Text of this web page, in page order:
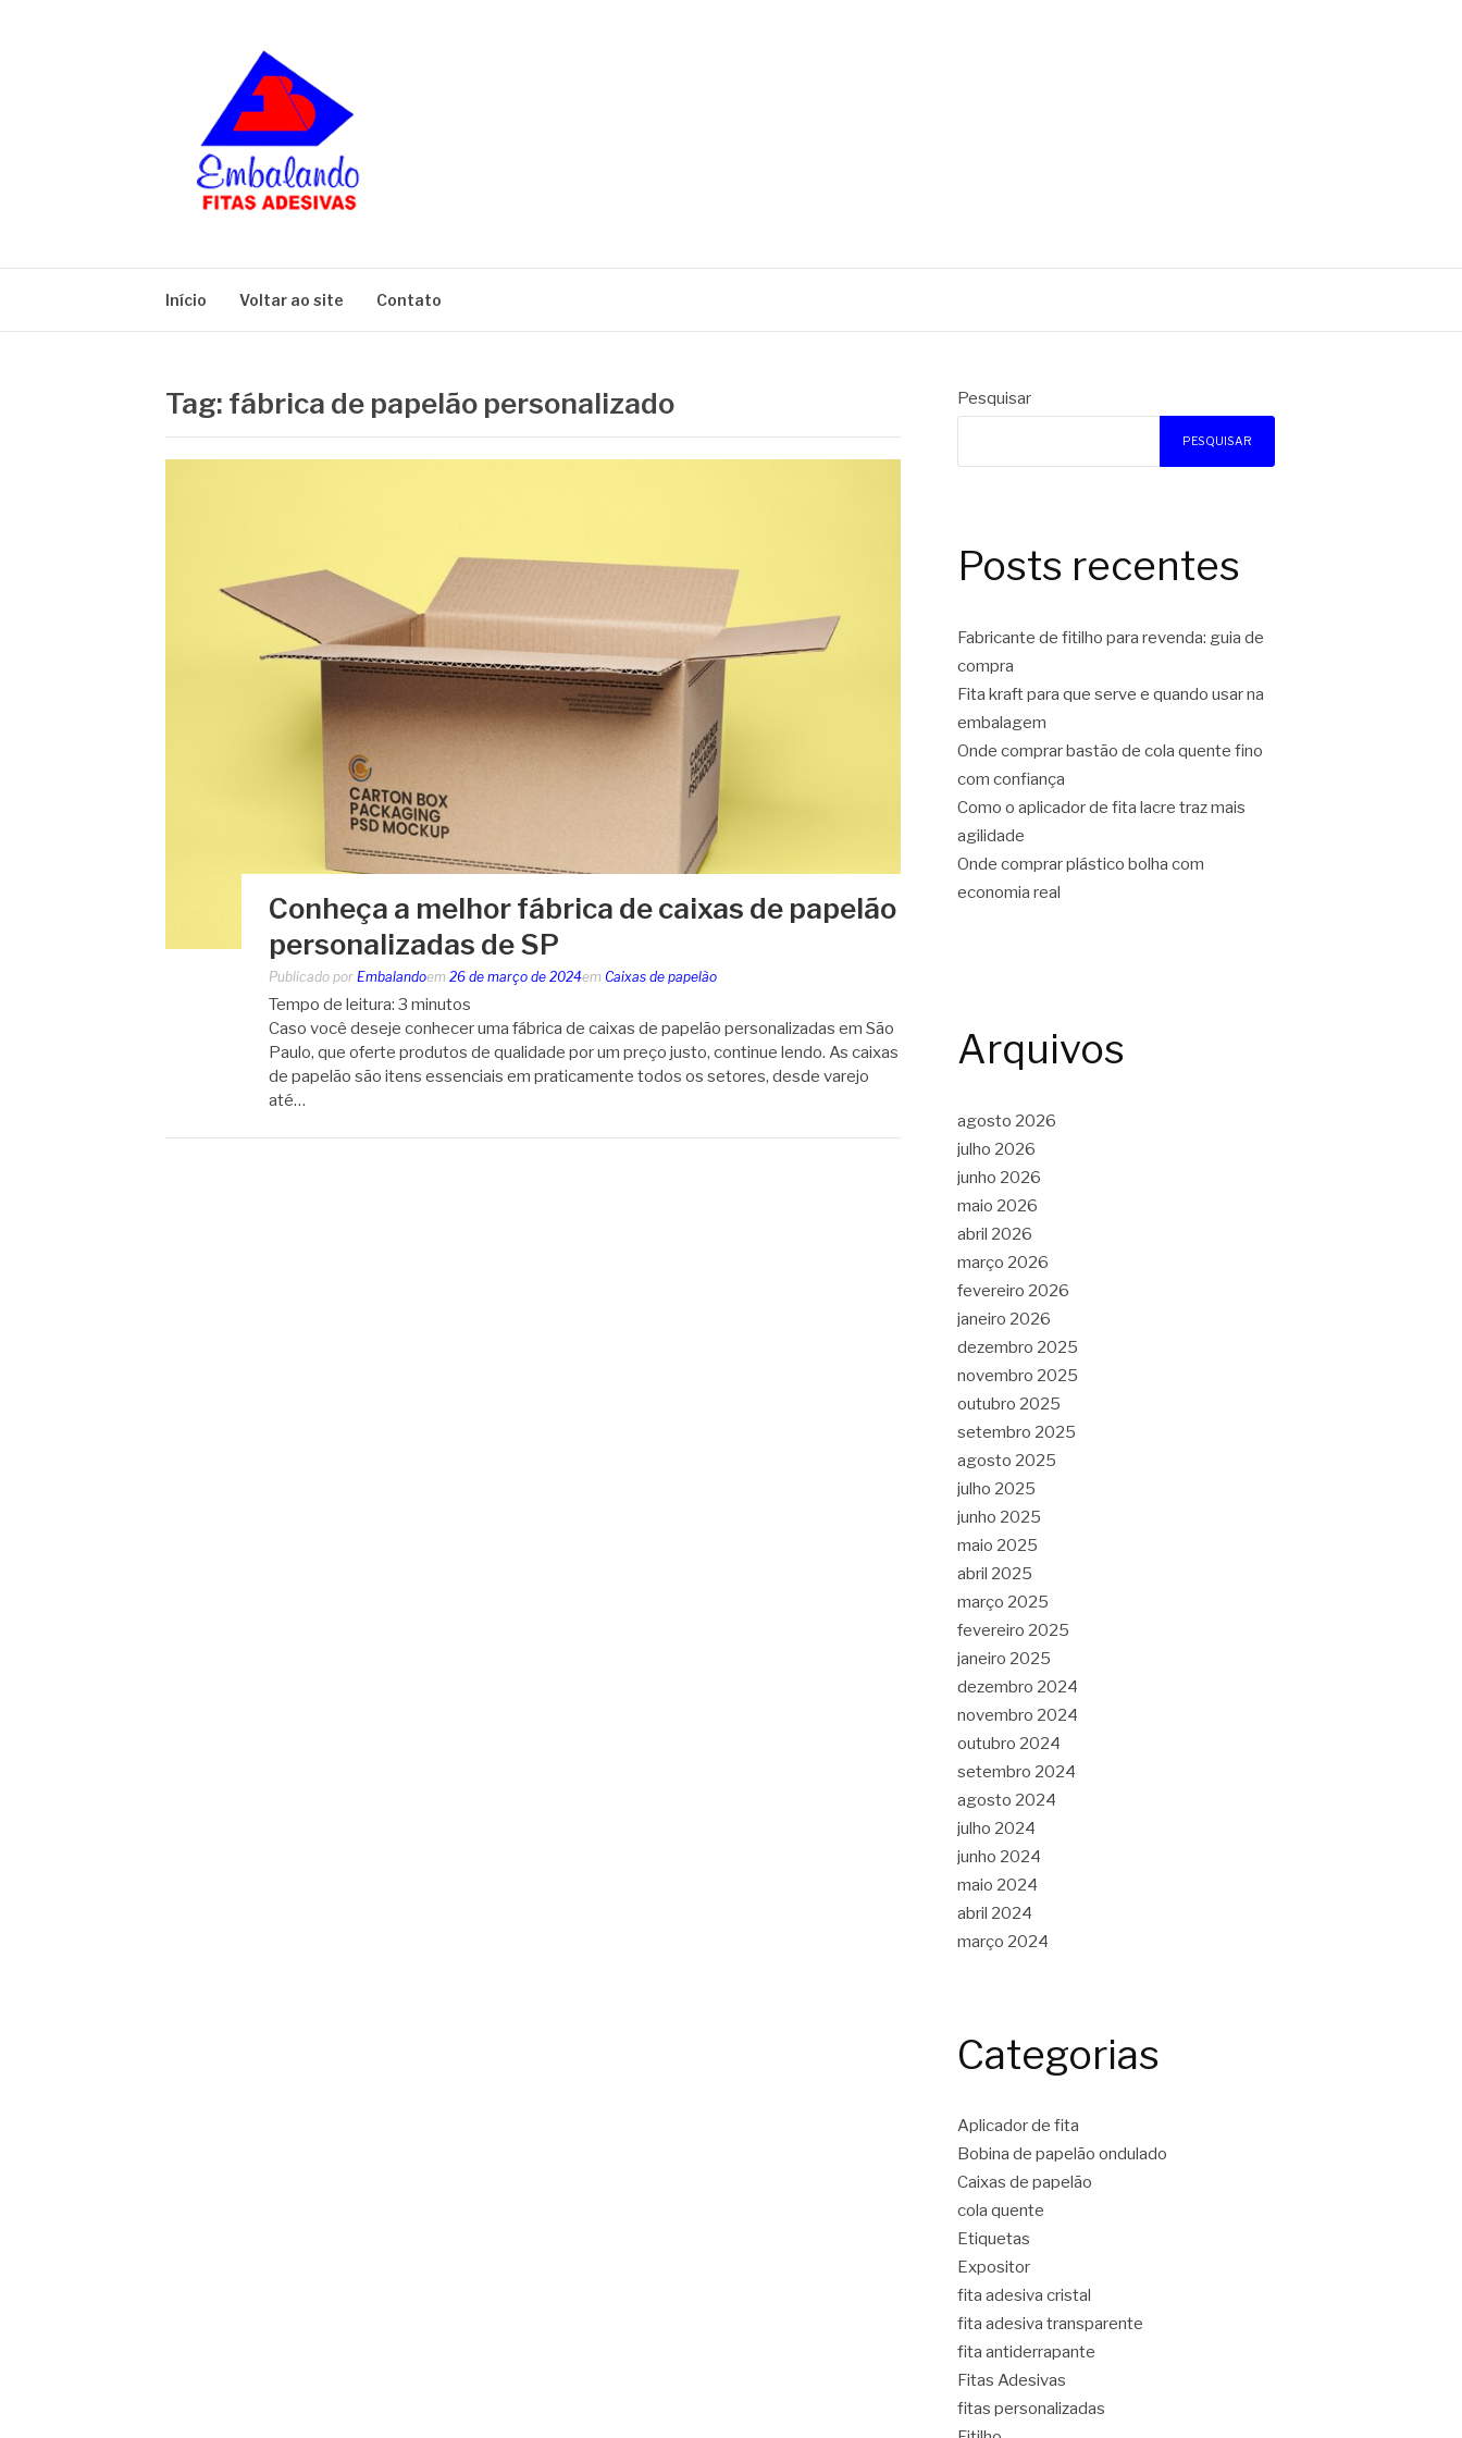
Início Voltar ao site Contato
Tag: fábrica de papelão personalizado
Conheça a melhor fábrica de caixas de papelão
personalizadas de SP
Publicado por Embalandoem 26 de março de 2024em Caixas de papelão
Tempo de leitura: 3 minutos
Caso você deseje conhecer uma fábrica de caixas de papelão personalizadas em São
Paulo, que oferte produtos de qualidade por um preço justo, continue lendo. As caixas
de papelão são itens essenciais em praticamente todos os setores, desde varejo
até…
Pesquisar
PESQUISAR
Posts recentes
Fabricante de fitilho para revenda: guia de
compra
Fita kraft para que serve e quando usar na
embalagem
Onde comprar bastão de cola quente fino
com confiança
Como o aplicador de fita lacre traz mais
agilidade
Onde comprar plástico bolha com
economia real
Arquivos
agosto 2026
julho 2026
junho 2026
maio 2026
abril 2026
março 2026
fevereiro 2026
janeiro 2026
dezembro 2025
novembro 2025
outubro 2025
setembro 2025
agosto 2025
julho 2025
junho 2025
maio 2025
abril 2025
março 2025
fevereiro 2025
janeiro 2025
dezembro 2024
novembro 2024
outubro 2024
setembro 2024
agosto 2024
julho 2024
junho 2024
maio 2024
abril 2024
março 2024
Categorias
Aplicador de fita
Bobina de papelão ondulado
Caixas de papelão
cola quente
Etiquetas
Expositor
fita adesiva cristal
fita adesiva transparente
fita antiderrapante
Fitas Adesivas
fitas personalizadas